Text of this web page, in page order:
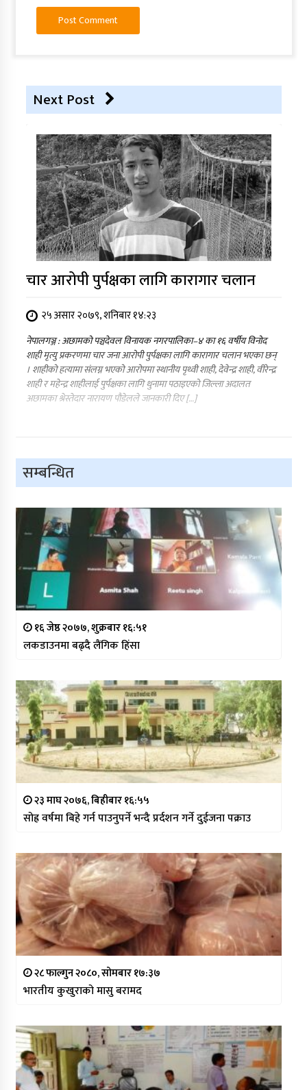
Next Post
चार आरोपी पुर्पक्षका लागि कारागार चलान
२५ असार २०७९, शनिबार १४:२३
नेपालगञ्ज : अछामको पञ्चदेवल विनायक नगरपालिका–४ का १६ वर्षीय विनोद
शाही मृत्यु प्रकरणमा चार जना आरोपी पुर्पक्षका लागि कारागार चलान भएका छन्
। शाहीको हत्यामा संलग्न भएको आरोपमा स्थानीय पृथ्वी शाही, देवेन्द्र शाही, वीरेन्द्र
शाही र महेन्द्र शाहीलाई पुर्पक्षका लागि थुनामा पठाइएको जिल्ला अदालत
अछामका श्रेस्तेदार नारायण पौडेलले जानकारी दिए […]
सम्बन्धित
१६ जेष्ठ २०७७, शुक्रबार १६:५१
लकडाउनमा बढ्दै लैंगिक हिंसा
२३ माघ २०७६, बिहीबार १६:५५
सोह्र वर्षमा बिहे गर्न पाउनुपर्ने भन्दै प्रर्दशन गर्ने दुईजना पक्राउ
२८ फाल्गुन २०८०, सोमबार १७:३७
भारतीय कुखुराको मासु बरामद